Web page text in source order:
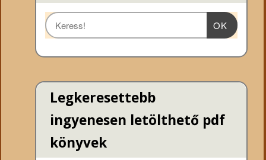
OK
Legkeresettebb
ingyenesen letölthető pdf
könyvek